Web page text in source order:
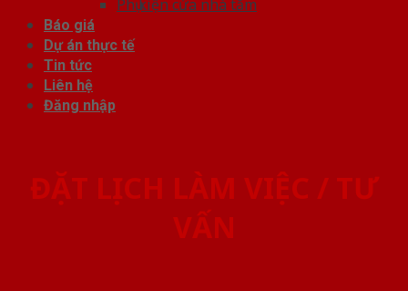
Phụ kiện cửa nhà tắm
Báo giá
Dự án thực tế
Tin tức
Liên hệ
Đăng nhập
ĐẶT LỊCH LÀM VIỆC / TƯ
VẤN